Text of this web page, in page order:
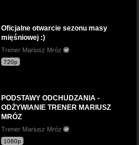
Oficjalne otwarcie sezonu masy
mięśniowej :)
Trener Mariusz Mróz
720p
PODSTAWY ODCHUDZANIA -
ODŻYWIANIE TRENER MARIUSZ
MRÓZ
Trener Mariusz Mróz
1080p